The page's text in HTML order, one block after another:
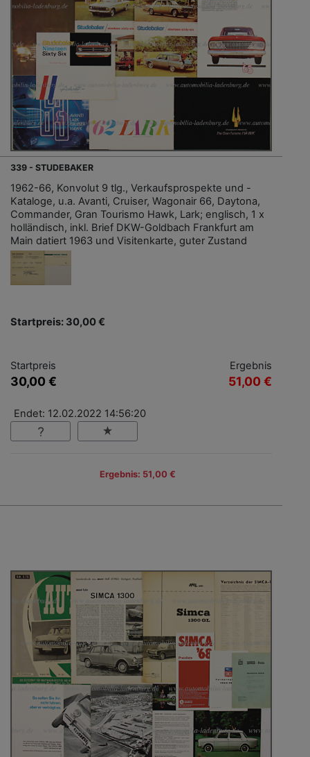
339 - STUDEBAKER
1962-66, Konvolut 9 tlg., Verkaufsprospekte und -
Kataloge, u.a. Avanti, Cruiser, Wagonair 66, Daytona,
Commander, Gran Tourismo Hawk, Lark; englisch, 1 x
holländisch, inkl. Brief DKW-Goldbach Frankfurt am
Main datiert 1963 und Visitenkarte, guter Zustand
Startpreis: 30,00 €
Startpreis
30,00 €
Ergebnis
51,00 €
Endet: 12.02.2022 14:56:20
Ergebnis: 51,00 €